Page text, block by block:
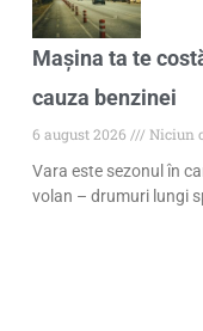
Mașina ta te
cauza benzinei
6 august 2026
Niciun
Vara este sezonul în
volan – drumuri lungi